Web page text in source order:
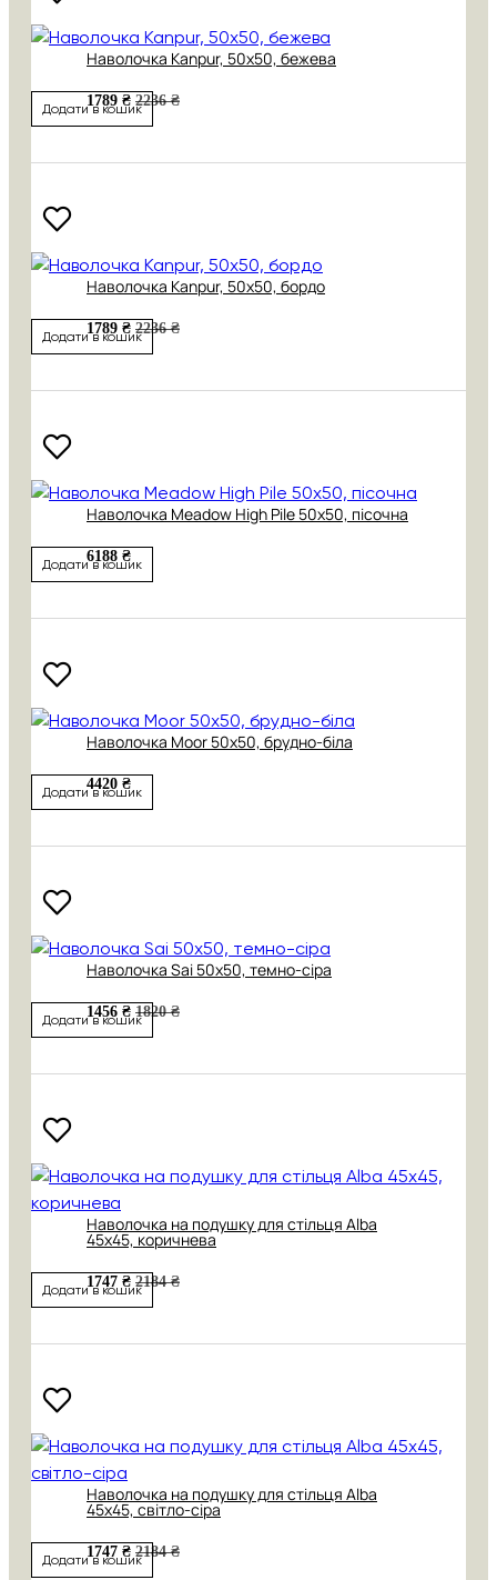
Наволочка Kanpur, 50х50, бежева
1789 ₴ 2236 ₴
Додати в кошик
Наволочка Kanpur, 50х50, бордо
1789 ₴ 2236 ₴
Додати в кошик
Наволочка Meadow High Pile 50х50, пісочна
6188 ₴
Додати в кошик
Наволочка Moor 50х50, брудно-біла
4420 ₴
Додати в кошик
Наволочка Sai 50х50, темно-сіра
1456 ₴ 1820 ₴
Додати в кошик
Наволочка на подушку для стільця Alba
45х45, коричнева
1747 ₴ 2184 ₴
Додати в кошик
Наволочка на подушку для стільця Alba
45х45, світло-сіра
1747 ₴ 2184 ₴
Додати в кошик